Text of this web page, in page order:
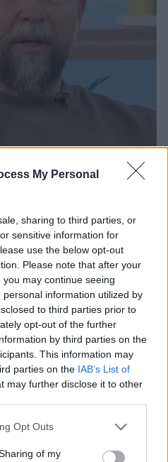
My Personal
sharing to third parties, or
sensitive information for
use the below opt-out
Please note that after your
may continue seeing
information utilized by
to third parties prior to
opt-out of the further
by third parties on the
This information may
parties on the IAB’s List of
may further disclose it to other
uses one or more Google
behaviour. You may click to
Opt Outs
of my
ξανασυστηθήκαμε, είπε
πατέρα του
τα πρώτα χρόνια πώς να
ο τραγουδιστής για